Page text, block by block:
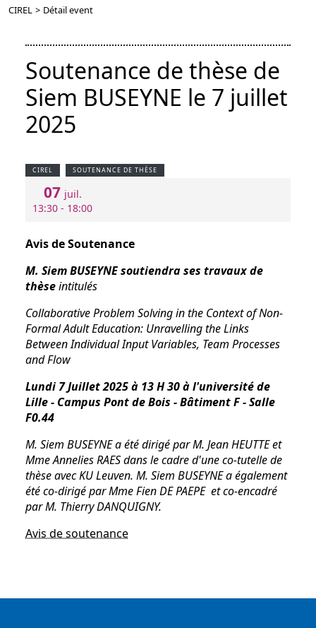
CIREL > Détail event
Soutenance de thèse de
Siem BUSEYNE le 7 juillet
2025
CIREL SOUTENANCE DE THÈSE
07 juil.
13:30 - 18:00
Avis de Soutenance
M. Siem BUSEYNE soutiendra ses travaux de
thèseintitulés
Collaborative Problem Solving in the Context of Non-
Formal Adult Education: Unravelling the Links
Between Individual Input Variables, Team Processes
and Flow
Lundi 7 Juillet 2025 à 13 H 30 àl'université de
Lille - Campus Pont de Bois - Bâtiment F - Salle
F0.44
M. Siem BUSEYNE a été dirigé par M. Jean HEUTTE et
Mme Annelies RAES dans le cadre d'une co-tutelle de
thèse avec KU Leuven. M. Siem BUSEYNE a également
été co-dirigépar Mme Fien DE PAEPE et co-encadré
par M. Thierry DANQUIGNY.
Avis de soutenance